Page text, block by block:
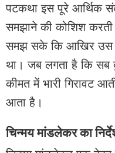
पटकथा इस पूरे आर्थिक
समझाने की कोशिश
समझ सके कि आखिर उस
था। जब लगता है कि सब
कीमत में भारी गिरावट
आता है।
चिन्मय मांडलेकर का